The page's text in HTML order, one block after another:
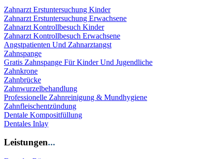
Zahnarzt Erstuntersuchung Kinder
Zahnarzt Erstuntersuchung Erwachsene
Zahnarzt Kontrollbesuch Kinder
Zahnarzt Kontrollbesuch Erwachsene
Angstpatienten Und Zahnarztangst
Zahnspange
Gratis Zahnspange Für Kinder Und Jugendliche
Zahnkrone
Zahnbrücke
Zahnwurzelbehandlung
Professionelle Zahnreinigung & Mundhygiene
Zahnfleischentzündung
Dentale Kompositfüllung
Dentales Inlay
Leistungen...